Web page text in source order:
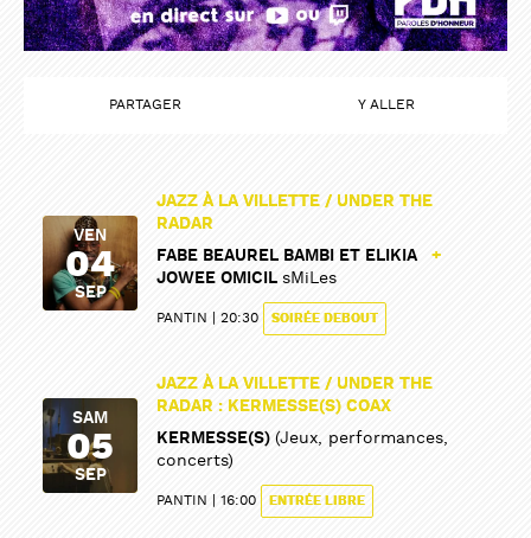
PARTAGER Y ALLER
VEN
04
SEP
JAZZ À LA VILLETTE / UNDER THE
RADAR
FABE BEAUREL BAMBI ET ELIKIA
+
JOWEE OMICIL sMiLes
PANTIN 20:30 SOIRÉE DEBOUT
SAM
05
SEP
JAZZ À LA VILLETTE / UNDER THE
RADAR : KERMESSE(S) COAX
KERMESSE(S) (Jeux, performances,
concerts)
PANTIN 16:00 ENTRÉE LIBRE